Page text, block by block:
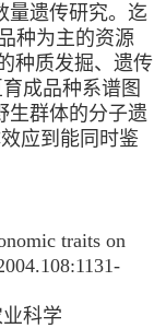
量遗传研究。迄
种为主的资源
种质发掘、遗传
成品种系谱图
生群体的分子遗
应到能同时鉴
traits on
科学